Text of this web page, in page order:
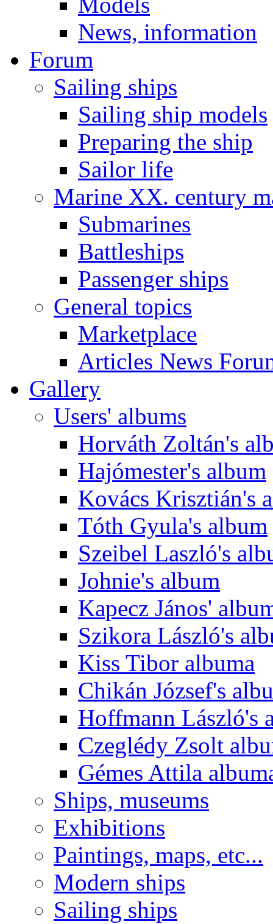
News, information
Forum
Sailing ships
Sailing ship models
Preparing the ship
Sailor life
Marine XX. century
Submarines
Battleships
Passenger ships
General topics
Marketplace
Articles News
Gallery
Users' albums
Horváth Zoltán's
Hajómester's album
Kovács Krisztián's
Tóth Gyula's album
Szeibel Laszló's
Johnie's album
Kapecz János'
Szikora László's
Kiss Tibor albuma
Chikán József's
Hoffmann László's
Czeglédy Zsolt
Gémes Attila
Ships, museums
Exhibitions
Paintings, maps, etc...
Modern ships
Sailing ships